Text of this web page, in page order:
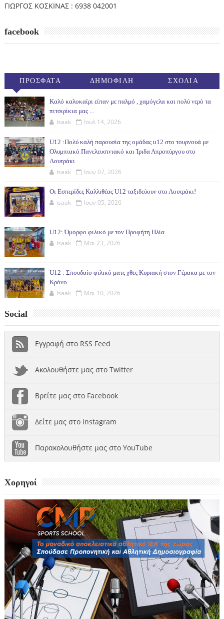
ΓΙΩΡΓΟΣ ΚΟΣΚΙΝΑΣ : 6938 042001
facebook
ΠΡΟΣΦΑΤΑ ΔΗΜΟΦΙΛΗ ΣΧΟΛΙΑ
Καλό καλοκαίρι είπαν με παλμό , χαμόγελα και πολύ νερό τα
πιτσιρίκια μας ...
isaak Ιουλ 14, 2026
U12 :Πολύ καλή παρουσία της ομάδας u12 στο τουρνουά με
Ολυμπιακό Πανελευσινιακό και Ίριδα Απροπύργου στο
Λουτράκι
isaak Ιουν 07, 2026
Οι Εσπερίδες Καλλιθέας U12 ταξιδεύουν στο Λουτράκι!
isaak Ιουν 05, 2026
U12: Όμορφο φιλικό με τον Προφήτη Ηλία
isaak Μαι 23, 2026
U12 : Σπουδαίο φιλικό ματς χθες Κυριακή στον Γέρακα με τον
Κρόνο
isaak Μαι 10, 2026
Social
Εγγραφή στο RSS Feed
Ακολουθήστε μας στο Twitter
Βρείτε μας στο Facebook
Δείτε μας στο instagram
Παρακολουθήστε μας στο YouTube
Χορηγοί